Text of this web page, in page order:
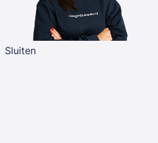
Sluiten